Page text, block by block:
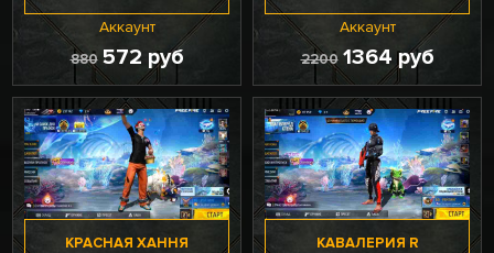
Аккаунт
880 572 руб
Аккаунт
2200 1364 руб
КРАСНАЯ ХАННЯ КАВАЛЕРИЯ R